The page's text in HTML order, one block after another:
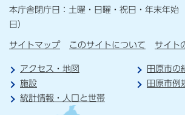
本庁舎閉庁日：土曜・日曜・祝日・年末年
日）
サイトマップ このサイトについて サイト
アクセス・地図
田原市の
施設
田原市例
統計情報・人口と世帯